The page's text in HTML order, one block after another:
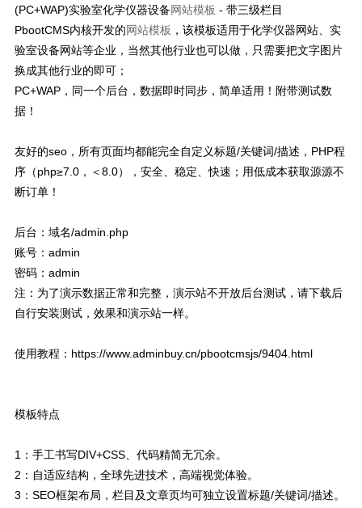
(PC+WAP)实验室化学仪器设备网站模板 - 带三级栏目
PbootCMS内核开发的网站模板 ，该模板适用于化学仪器网站、实
验室设备网站等企业，当然其他行业也可以做，只需要把文字图片
换成其他行业的即可；
PC+WAP，同一个后台，数据即时同步，简单适用！附带测试数
据！
友好的seo，所有页面均都能完全自定义标题/关键词/描述，PHP程
序（php≥7.0，＜8.0），安全、稳定、快速；用低成本获取源源不
断订单！
后台：域名/admin.php
账号：admin
密码：admin
注：为了演示数据正常和完整，演示站不开放后台测试，请下载后
自行安装测试，效果和演示站一样。
使用教程：https://www.adminbuy.cn/pbootcmsjs/9404.html
模板特点
1：手工书写DIV+CSS、代码精简无冗余。
2：自适应结构，全球先进技术，高端视觉体验。
3：SEO框架布局，栏目及文章页均可独立设置标题/关键词/描述。